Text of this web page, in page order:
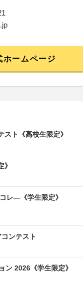
ホームページ
ト《高校生限定》
レ―《学生限定》
ンテスト
ン 2026《学生限定》